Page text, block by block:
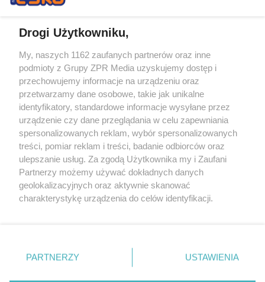
Żaden utwór zamieszczony w serwisie nie może być powielany i
rozpowszechniany lub dalej rozpowszechniany w jakikolwiek sposób (w
tym także elektroniczny lub mechaniczny) na jakimkolwiek polu
eksploatacji w jakiejkolwiek formie, włącznie z umieszczaniem w
Internecie bez pisemnej zgody właściciela praw. Jakiekolwiek użycie lub
wykorzystanie utworów w całości lub w części z naruszeniem prawa,
tzn. bez właściwej zgody, jest zabronione pod groźbą kary i może być
ścigane prawnie.
© 2026 Grupa ZPR Media
Drogi Użytkowniku,
My, naszych 1162 zaufanych partnerów oraz inne
podmioty z Grupy ZPR Media uzyskujemy dostęp i
przechowujemy informacje na urządzeniu oraz
przetwarzamy dane osobowe, takie jak unikalne
identyfikatory, standardowe informacje wysyłane przez
urządzenie czy dane przeglądania w celu zapewniania
spersonalizowanych reklam, wybór spersonalizowanych
treści, pomiar reklam i treści, badanie odbiorców oraz
ulepszanie usług. Za zgodą Użytkownika my i Zaufani
Partnerzy możemy używać dokładnych danych
geolokalizacyjnych oraz aktywnie skanować
charakterystykę urządzenia do celów identyfikacji.
zmienić/wycofać klikając przycisk ustawień prywatności
znajdujący się w lewym dolnym rogu strony
rodzaje przetwarzania danych nie wymagają zgody
PARTNERZY USTAWIENIA